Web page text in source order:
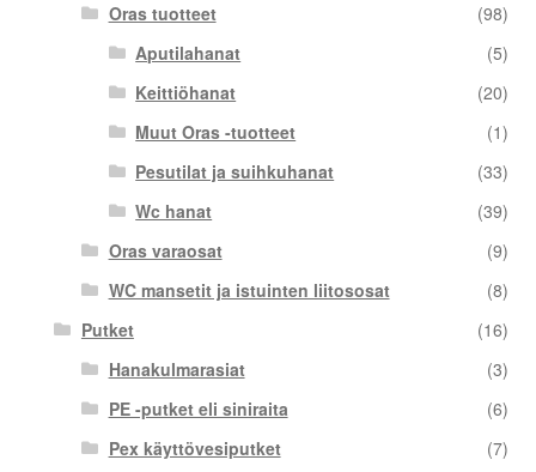
Oras tuotteet
(98)
Aputilahanat
(5)
Keittiöhanat
(20)
Muut Oras -tuotteet
(1)
Pesutilat ja suihkuhanat
(33)
Wc hanat
(39)
Oras varaosat
(9)
WC mansetit ja istuinten liitososat
(8)
Putket
(16)
Hanakulmarasiat
(3)
PE -putket eli siniraita
(6)
Pex käyttövesiputket
(7)